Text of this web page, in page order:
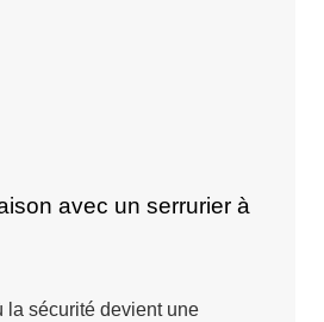
avec un serrurier à
la sécurité devient une